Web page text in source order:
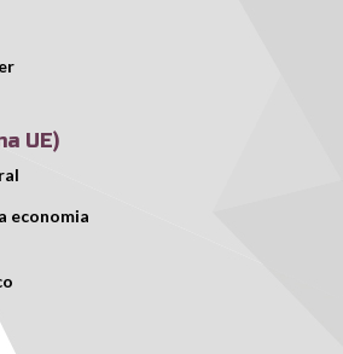
UE)
economia